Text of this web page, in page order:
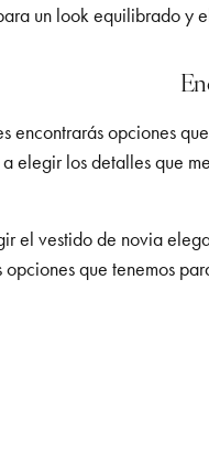
un look equilibrado y
encontrarás opciones
elegir los detalles que
el vestido de novia
que tenemos